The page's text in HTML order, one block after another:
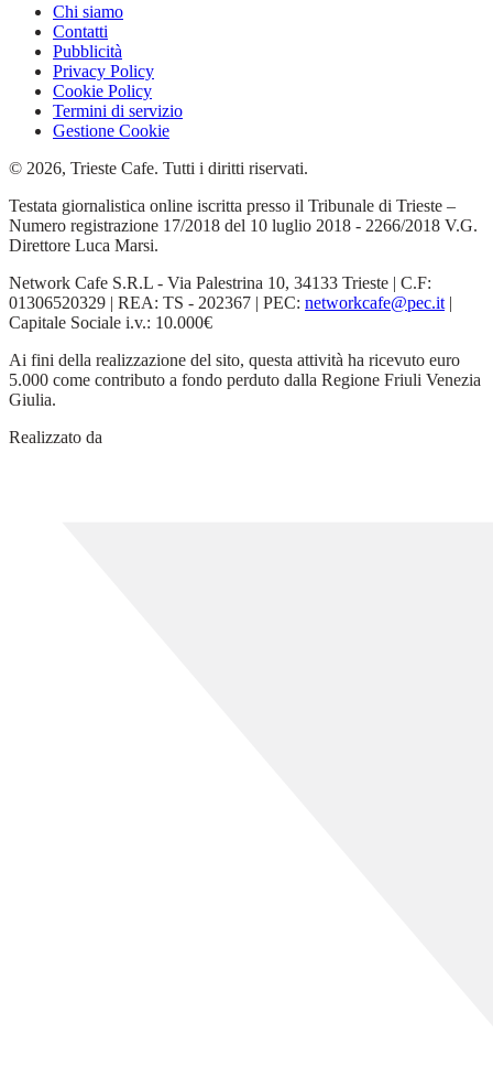
Chi siamo
Contatti
Pubblicità
Privacy Policy
Cookie Policy
Termini di servizio
Gestione Cookie
© 2026, Trieste Cafe. Tutti i diritti riservati.
Testata giornalistica online iscritta presso il Tribunale di Trieste –
Numero registrazione 17/2018 del 10 luglio 2018 - 2266/2018 V.G.
Direttore Luca Marsi.
Network Cafe S.R.L - Via Palestrina 10, 34133 Trieste | C.F:
01306520329 | REA: TS - 202367 | PEC: networkcafe@pec.it |
Capitale Sociale i.v.: 10.000€
Ai fini della realizzazione del sito, questa attività ha ricevuto euro
5.000 come contributo a fondo perduto dalla Regione Friuli Venezia
Giulia.
Realizzato da